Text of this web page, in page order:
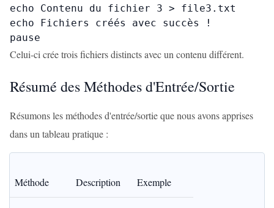
echo Contenu du fichier 3 > file3.txt
echo Fichiers créés avec succès !
pause
Celui-ci crée trois fichiers distincts avec un contenu différent.
Résumé des Méthodes d'Entrée/Sortie
Résumons les méthodes d'entrée/sortie que nous avons apprises
dans un tableau pratique :
Méthode Description Exemple